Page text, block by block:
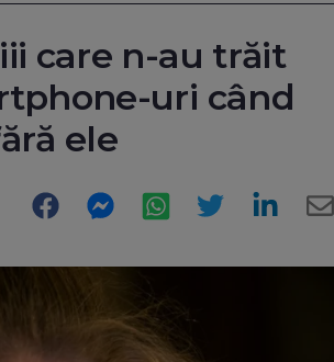
care n-au trăit
uri când
ele
Facebook Messenger WhatsApp Twitter LinkedIn